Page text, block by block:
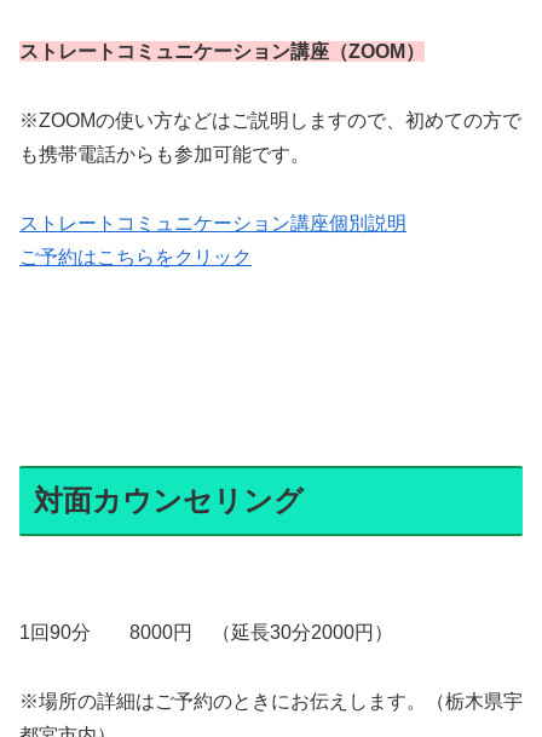
ストレートコミュニケーション講座（ZOOM）
※ZOOMの使い方などはご説明しますので、初めての方で
も携帯電話からも参加可能です。
ストレートコミュニケーション講座個別説明
ご予約はこちらをクリック
対面カウンセリング
1回90分 8000円 （延長30分2000円）
※場所の詳細はご予約のときにお伝えします。（栃木県宇